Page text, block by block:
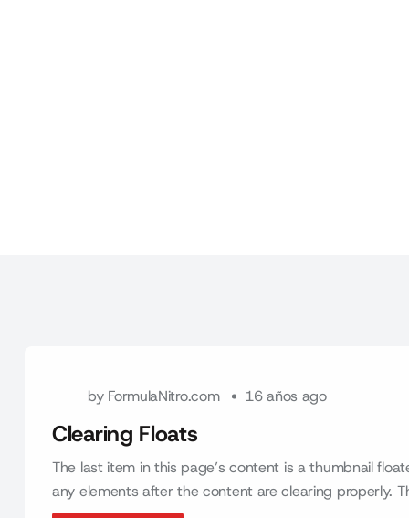
by FormulaNitro.com 16 años ago
Clearing Floats
The last item in this page’s content is a thumbnail
any elements after the content are clearing properly.